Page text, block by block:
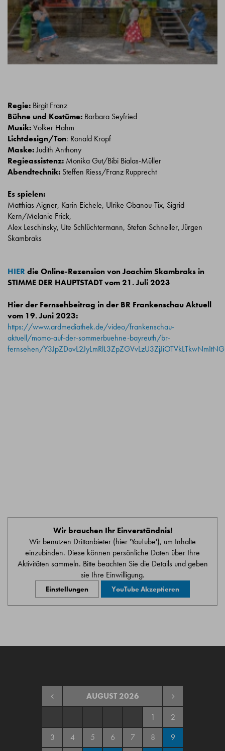
Regie: Birgit Franz
Bühne und Kostüme: Barbara Seyfried
Musik:Volker Hahm
Lichtdesign/Ton: Ronald Kropf
Maske:Judith Anthony
Regieassistenz: Monika Gut/Bibi Bialas-Müller
Abendtechnik: Steffen Riess/Franz Rupprecht
Es spielen:
Matthias Aigner, Karin Eichele, Ulrike Gbanou-Tix, Sigrid
Kern/Melanie Frick,
Alex Leschinsky, Ute Schlüchtermann, Stefan Schneller, Jürgen
Skambraks
HIERdie Online-Rezension von Joachim Skambraks in
STIMME DER HAUPTSTADT vom 21. Juli 2023
Hier der Fernsehbeitrag in der BR Frankenschau Aktuell
vom 19. Juni 2023:
https://www.ardmediathek.de/video/frankenschau-
aktuell/momo-auf-der-sommerbuehne-bayreuth/br-
fernsehen/
Wir brauchen Ihr Einverständnis!
Wir benutzen Drittanbieter (hier 'YouTube'), um Inhalte
einzubinden. Diese können persönliche Daten über Ihre
Aktivitäten sammeln. Bitte beachten Sie die Details und geben
sie Ihre Einwilligung.
Einstellungen YouTube Akzeptieren
AUGUST 2026
1
2
3
4 5 6 7 8
9